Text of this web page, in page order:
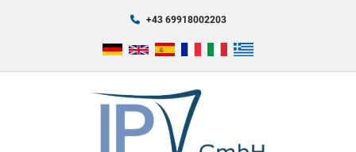
+43 69918002203